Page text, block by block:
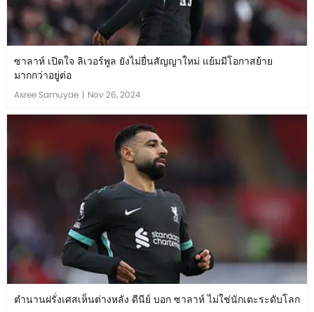
ซาลาห์ เปิดใจ ลิเวอร์พูล ยังไม่ยื่นสัญญาใหม่ แย้มมีโอกาสย้าย
มากกว่าอยู่ต่อ
Asree Samuyae | Nov 26, 2024
ตำนานฝรั่งเศสเห็นต่างหลัง ดีนีย์ บอก ซาลาห์ ไม่ใช่นักเตะระดับโลก